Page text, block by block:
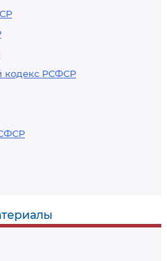
кодекс РСФСР